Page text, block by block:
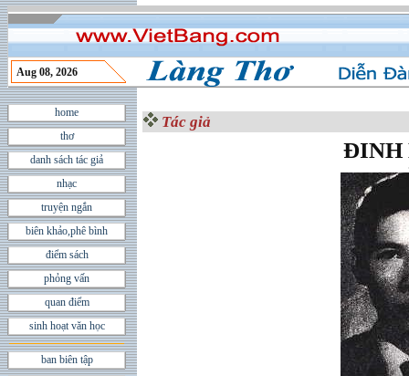
Aug 08, 2026
home
thơ
danh sách tác giả
nhạc
truyện ngắn
biên khảo,phê bình
điểm sách
phỏng vấn
quan điểm
sinh hoạt văn học
ban biên tập
Tác giả
ÐINH